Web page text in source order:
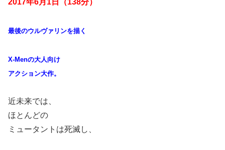
2017年6月1日（138分）
最後のウルヴァリンを描く
X-Menの大人向け
アクション大作。
近未来では、
ほとんどの
ミュータントは死滅し、